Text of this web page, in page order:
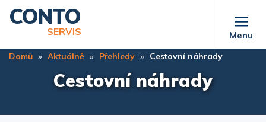
Přejít
obsahu
CONTO
SERVIS Menu
Domů Aktuálně Přehledy Cestovní náhrady
Cestovní náhrady